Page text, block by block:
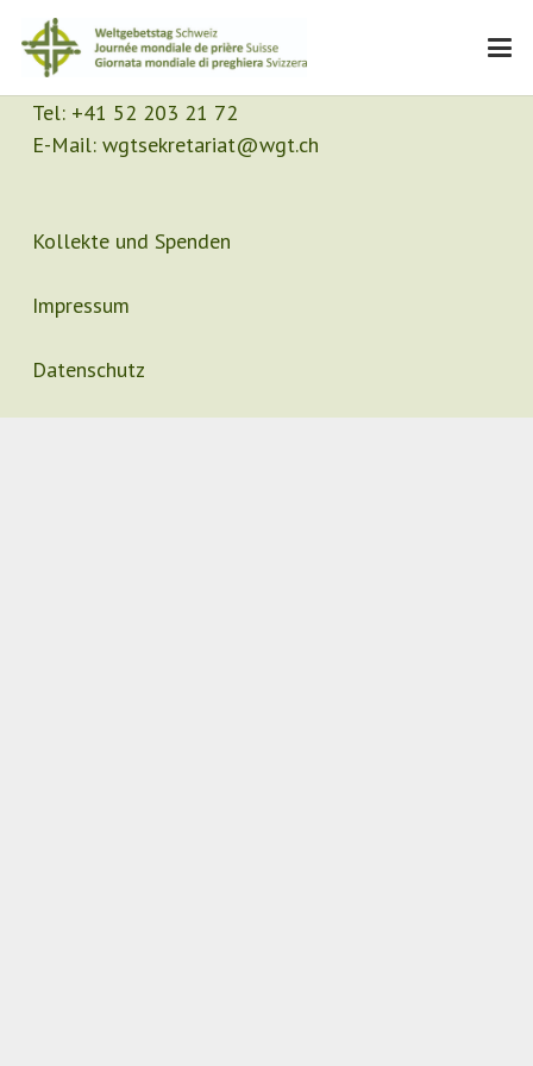
Kontakt
Sekretariat
Tel: +41 52 203 21 72
E-Mail: wgtsekretariat@wgt.ch
Kollekte und Spenden
Impressum
Datenschutz